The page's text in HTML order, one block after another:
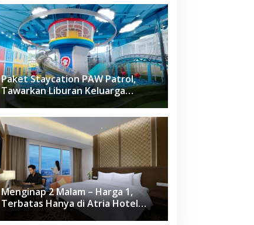
Paket Staycation PAW Patrol,
Tawarkan Liburan Keluarga
Menyenangkan Hanya di Herloom
Hotel BSD
Menginap 2 Malam – Harga 1,
Terbatas Hanya di Atria Hotel